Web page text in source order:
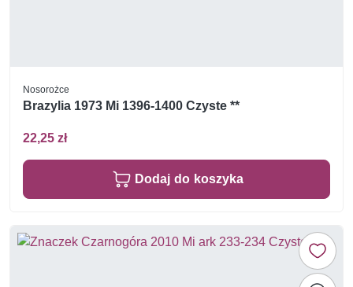
Nosorożce
Brazylia 1973 Mi 1396-1400 Czyste **
22,25 zł
Dodaj do koszyka